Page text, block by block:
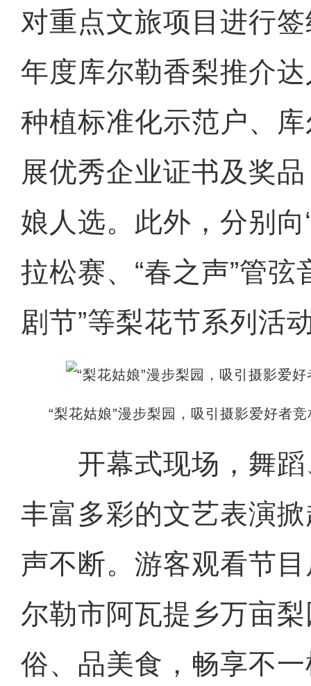
对重点文旅项目进行
年度库尔勒香梨推介
种植标准化示范户、
展优秀企业证书及奖
娘人选。此外，分别向
拉松赛、“春之声”管弦
剧节”等梨花节系列活
“梨花姑娘”漫步梨园，吸引摄影爱好者
开幕式现场，舞蹈
丰富多彩的文艺表演
声不断。游客观看节
尔勒市阿瓦提乡万亩
俗、品美食，畅享不